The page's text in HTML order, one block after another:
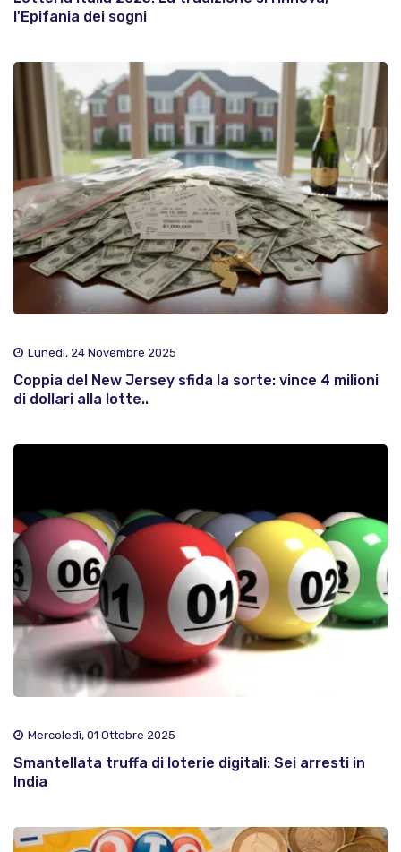
l'Epifania dei sogni
Lunedì, 24 Novembre 2025
Coppia del New Jersey sfida la sorte: vince 4 milioni
di dollari alla lotte..
Mercoledì, 01 Ottobre 2025
Smantellata truffa di loterie digitali: Sei arresti in
India